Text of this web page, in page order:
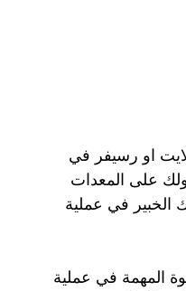
او رسيفر في
على المعدات
الخبير في عملية
المهمة في عملية